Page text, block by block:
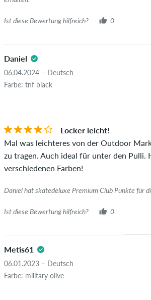
Ist diese Bewertung hilfreich? 0
Daniel
06.04.2024 – Deutsch
Farbe: tnf black
Locker leicht!
Mal was leichteres von der Outdoor
zu tragen. Auch ideal für unter den Pulli.
verschiedenen Farben!
Daniel hat skatedeluxe Premium Club Punkte für
Ist diese Bewertung hilfreich? 0
Metis61
06.01.2023 – Deutsch
Farbe: military olive